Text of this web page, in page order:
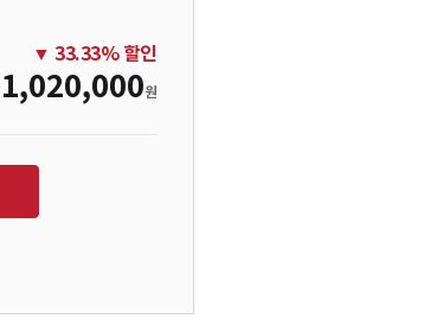
▼33.33% 할인
1,020,000원